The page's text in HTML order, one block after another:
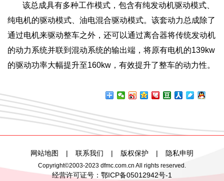
该总成具有多种工作模式，包含有纯发动机驱动模式、
纯电机的驱动模式、油电混合驱动模式。该套动力总成除了
通过电机来驱动整车之外，还可以通过离合器将传统发动机
的动力系统并联到混动系统的输出端，将原有电机的139kw
的驱动功率大幅提升至160kw，有效提升了整车的动力性。
网站地图 | 联系我们 | 版权保护 | 隐私申明
Copyright©2003-2023 dfmc.com.cn All rights reserved.
经营许可证号： 鄂ICP备05012942号-1